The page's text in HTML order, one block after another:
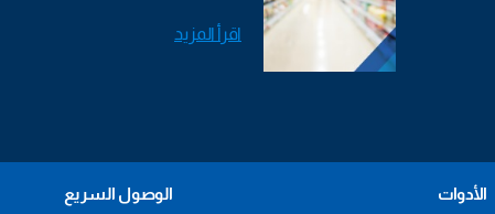
اقرأ المزيد
الأدوات الوصول السريع